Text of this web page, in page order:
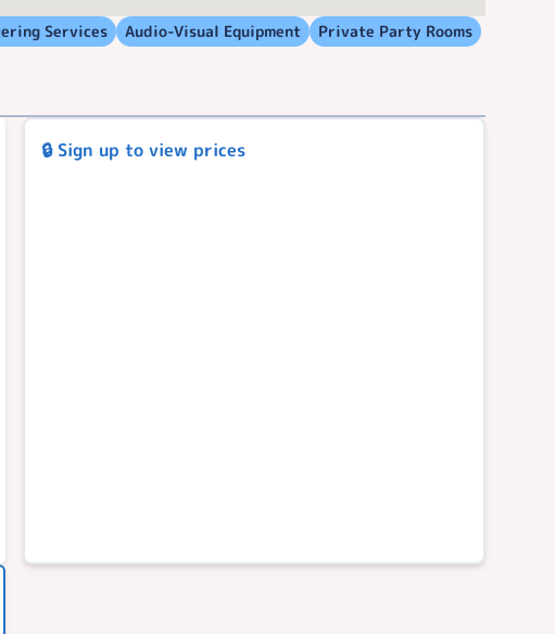
Services Audio-Visual Equipment
Private Party Rooms
🔒 Sign up to view prices